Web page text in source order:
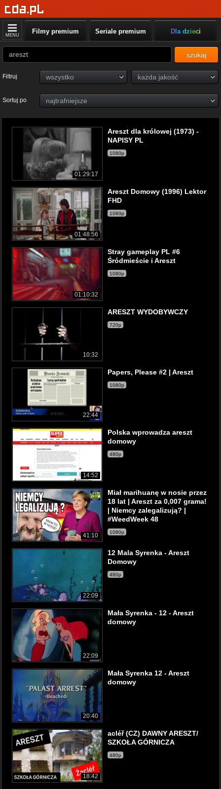
MENU Filmy premium Seriale premium Dla dzieci
szukaj
Filtruj
Sortuj po
01:29:17
Areszt dla królowej (1973) -
NAPISY PL
1080p
01:48:56
Areszt Domowy (1996) Lektor
FHD
1080p
01:10:32
Stray gameplay PL #6
Śródmieście i Areszt
1080p
10:32
ARESZT WYDOBYWCZY
720p
22:44
Papers, Please #2 | Areszt
1080p
14:52
Polska wprowadza areszt
domowy
480p
41:10
Miał marihuanę w nosie przez
18 lat | Areszt za 0,007 grama!
| Niemcy zalegalizują? |
#WeedWeek 48
1080p
22:09
12 Mala Syrenka - Areszt
Domowy
480p
22:09
Mała Syrenka - 12 - Areszt
domowy
20:40
Mała Syrenka 12 - Areszt
domowy
18:42
acléř (CZ) DAWNY ARESZT/
SZKOŁA GÓRNICZA
480p